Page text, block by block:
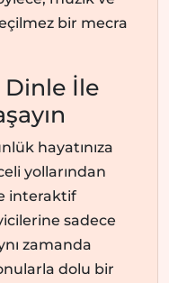
bir mecra
Dinle İle
hayatınıza
yollarından
interaktif
sadece
zamanda
dolu bir